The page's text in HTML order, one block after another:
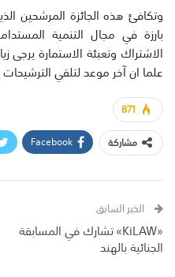
وتكافئ هذه الجائزة المرشحين
بارزة في مجال التنمية
علما ان آخر موعد لتلقي الترشيحات يوم 3 مايو
871
مشاركة
Facebook
الخبر السابق
«KiLAW» تشارك في المسابقة
الجنائية بالهند